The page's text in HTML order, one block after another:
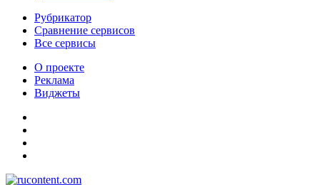
Рубрикатор
Сравнение сервисов
Все сервисы
О проекте
Реклама
Виджеты